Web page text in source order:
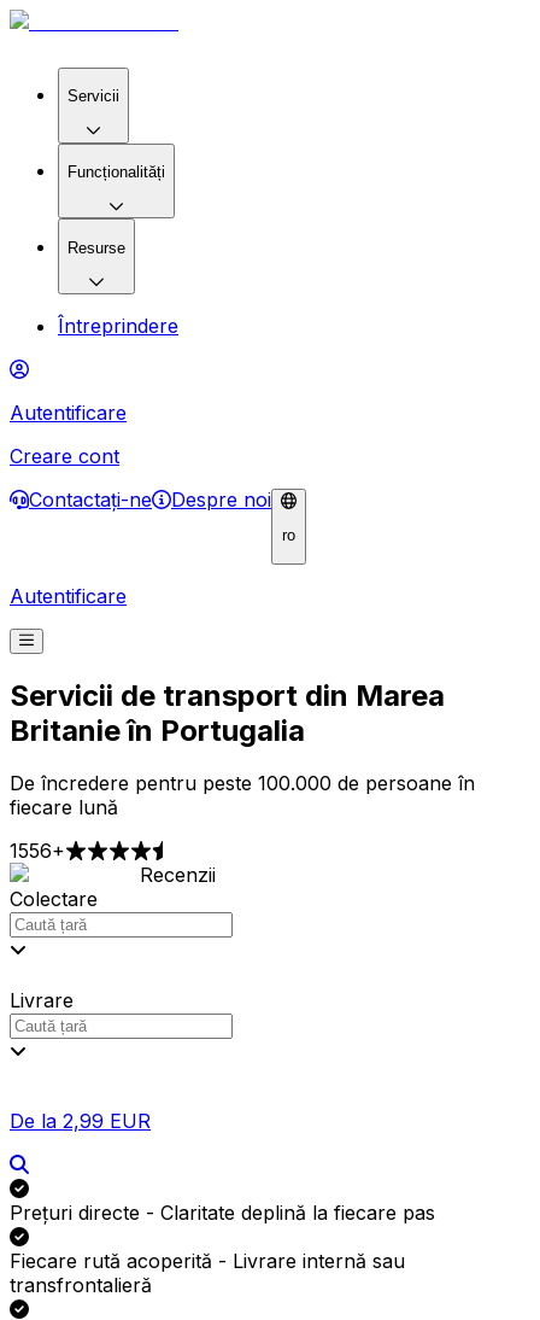
Servicii
Funcționalități
Resurse
Întreprindere
Autentificare
Creare cont
Contactaţi-ne
Despre noi
ro
Autentificare
Servicii de transport din Marea
Britanie în Portugalia
De încredere pentru peste 100.000 de persoane în
fiecare lună
1556+
Recenzii
Colectare
Livrare
De la 2,99 EUR
Prețuri directe - Claritate deplină la fiecare pas
Fiecare rută acoperită - Livrare internă sau
transfrontalieră